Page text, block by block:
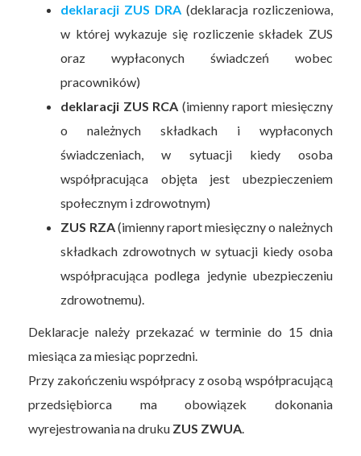
deklaracji ZUS DRA (deklaracja rozliczeniowa,
w której wykazuje się rozliczenie składek ZUS
oraz wypłaconych świadczeń wobec
pracowników)
deklaracji ZUS RCA (imienny raport miesięczny
o należnych składkach i wypłaconych
świadczeniach, w sytuacji kiedy osoba
współpracująca objęta jest ubezpieczeniem
społecznym i zdrowotnym)
ZUS RZA(imienny raport miesięczny o należnych
składkach zdrowotnych w sytuacji kiedy osoba
współpracująca podlega jedynie ubezpieczeniu
zdrowotnemu).
Deklaracje należy przekazać w terminie do 15 dnia
miesiąca za miesiąc poprzedni.
Przy zakończeniu współpracy z osobą współpracującą
przedsiębiorca ma obowiązek dokonania
wyrejestrowania na druku ZUS ZWUA